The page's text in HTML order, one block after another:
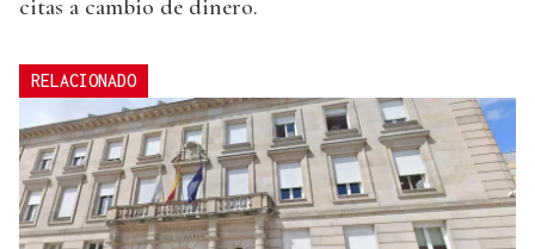
citas a cambio de dinero.
RELACIONADO